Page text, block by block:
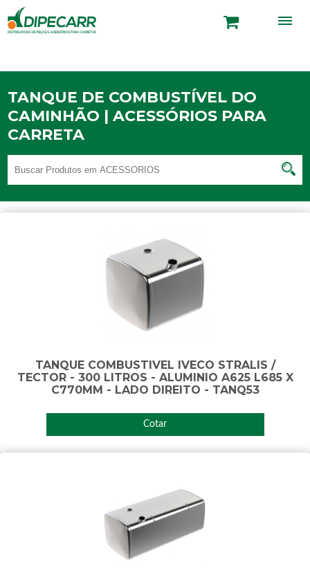
TANQUE DE COMBUSTÍVEL DO
CAMINHÃO | ACESSÓRIOS PARA
CARRETA
TANQUE COMBUSTIVEL IVECO STRALIS /
TECTOR - 300 LITROS - ALUMINIO A625 L685 X
C770MM - LADO DIREITO - TANQ53
Cotar